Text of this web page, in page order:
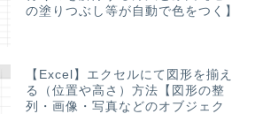
の塗りつぶし等が自動で色をつく】
【Excel】エクセルにて図形を揃え
る（位置や高さ）方法【図形の整
列・画像・写真などのオブジェク